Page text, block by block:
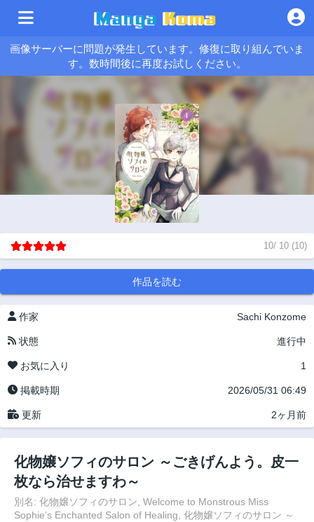
画像サーバーに問題が発生しています。修復に取り組んでいま
す。数時間後に再度お試しください。
10/ 10 (10)
作品を読む
作家 Sachi Konzome
状態 進行中
お気に入り 1
掲載時期 2026/05/31 06:49
更新 2ヶ月前
化物嬢ソフィのサロン ～ごきげんよう。皮一
枚なら治せますわ～
別名: 化物嬢ソフィのサロン, Welcome to Monstrous Miss
Sophie’s Enchanted Salon of Healing, 化物嬢ソフィのサロン ～